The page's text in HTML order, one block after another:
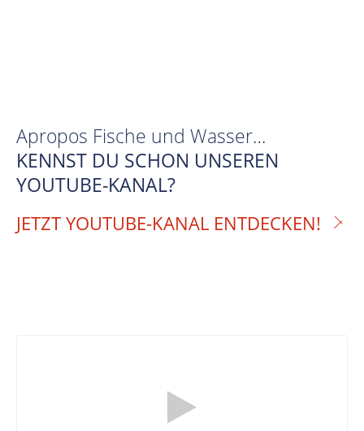
Apropos Fische und Wasser…
KENNST DU SCHON UNSEREN
YOUTUBE-KANAL?
JETZT YOUTUBE-KANAL ENTDECKEN!